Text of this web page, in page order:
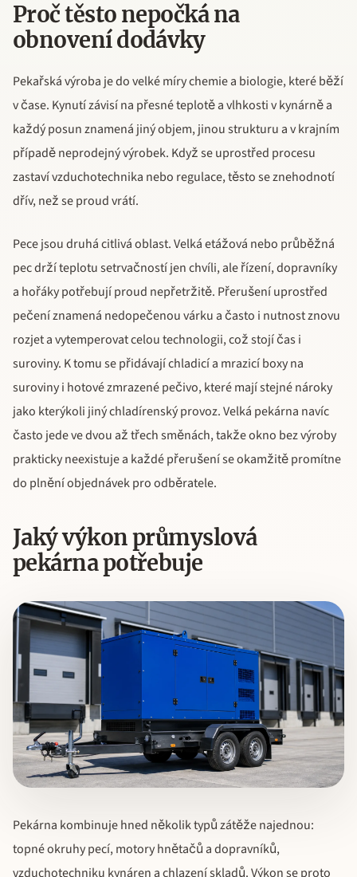
Proč těsto nepočká na
obnovení dodávky
Pekařská výroba je do velké míry chemie a biologie, které běží
v čase. Kynutí závisí na přesné teplotě a vlhkosti v kynárně a
každý posun znamená jiný objem, jinou strukturu a v krajním
případě neprodejný výrobek. Když se uprostřed procesu
zastaví vzduchotechnika nebo regulace, těsto se znehodnotí
dřív, než se proud vrátí.
Pece jsou druhá citlivá oblast. Velká etážová nebo průběžná
pec drží teplotu setrvačností jen chvíli, ale řízení, dopravníky
a hořáky potřebují proud nepřetržitě. Přerušení uprostřed
pečení znamená nedopečenou várku a často i nutnost znovu
rozjet a vytemperovat celou technologii, což stojí čas i
suroviny. K tomu se přidávají chladicí a mrazicí boxy na
suroviny i hotové zmrazené pečivo, které mají stejné nároky
jako kterýkoli jiný chladírenský provoz. Velká pekárna navíc
často jede ve dvou až třech směnách, takže okno bez výroby
prakticky neexistuje a každé přerušení se okamžitě promítne
do plnění objednávek pro odběratele.
Jaký výkon průmyslová
pekárna potřebuje
Pekárna kombinuje hned několik typů zátěže najednou:
topné okruhy pecí, motory hnětačů a dopravníků,
vzduchotechniku kynáren a chlazení skladů. Výkon se proto